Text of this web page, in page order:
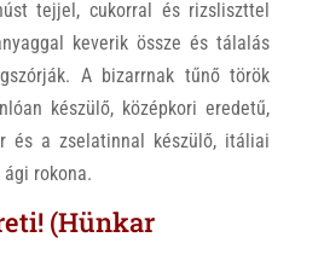
tejjel, cukorral és rizsliszttel
keverik össze és tálalás
A bizarrnak tűnő török
készülő, középkori eredetű,
és a zselatinnal készülő, itáliai
rokona.
(Hünkar